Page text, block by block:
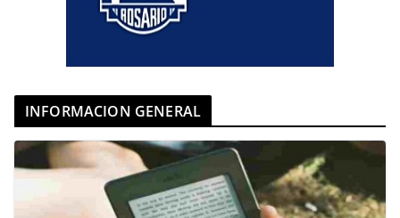
INFORMACION GENERAL